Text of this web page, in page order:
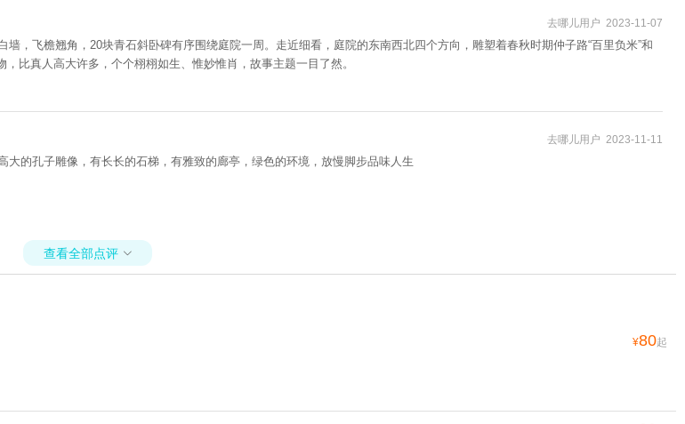
去哪儿用户 2023-11-07
，飞檐翘角，20块青石斜卧碑有序围绕庭院一周。走近细看，庭院的东南西北四个方向，雕塑着春秋时期仲子路“百里负米”和
，比真人高大许多，个个栩栩如生、惟妙惟肖，故事主题一目了然。
去哪儿用户 2023-11-11
的孔子雕像，有长长的石梯，有雅致的廊亭，绿色的环境，放慢脚步品味人生
查看全部点评 
¥80起